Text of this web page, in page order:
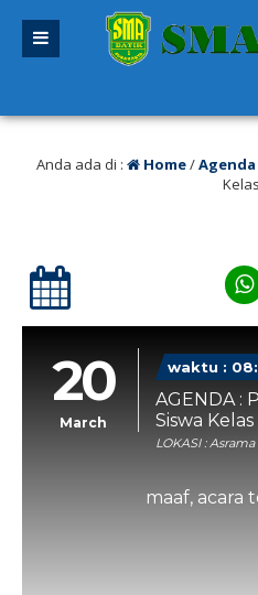
Anda ada di : Home/Agenda
20
March
waktu :
AGENDA :
Siswa Kelas
LOKASI :
maaf, acara